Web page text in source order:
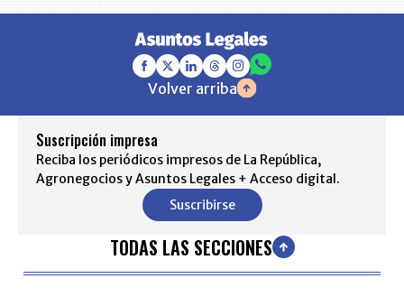
Volver arriba
Suscripción impresa
Reciba los periódicos impresos de La República,
Agronegocios y Asuntos Legales + Acceso digital.
Suscribirse
TODAS LAS SECCIONES